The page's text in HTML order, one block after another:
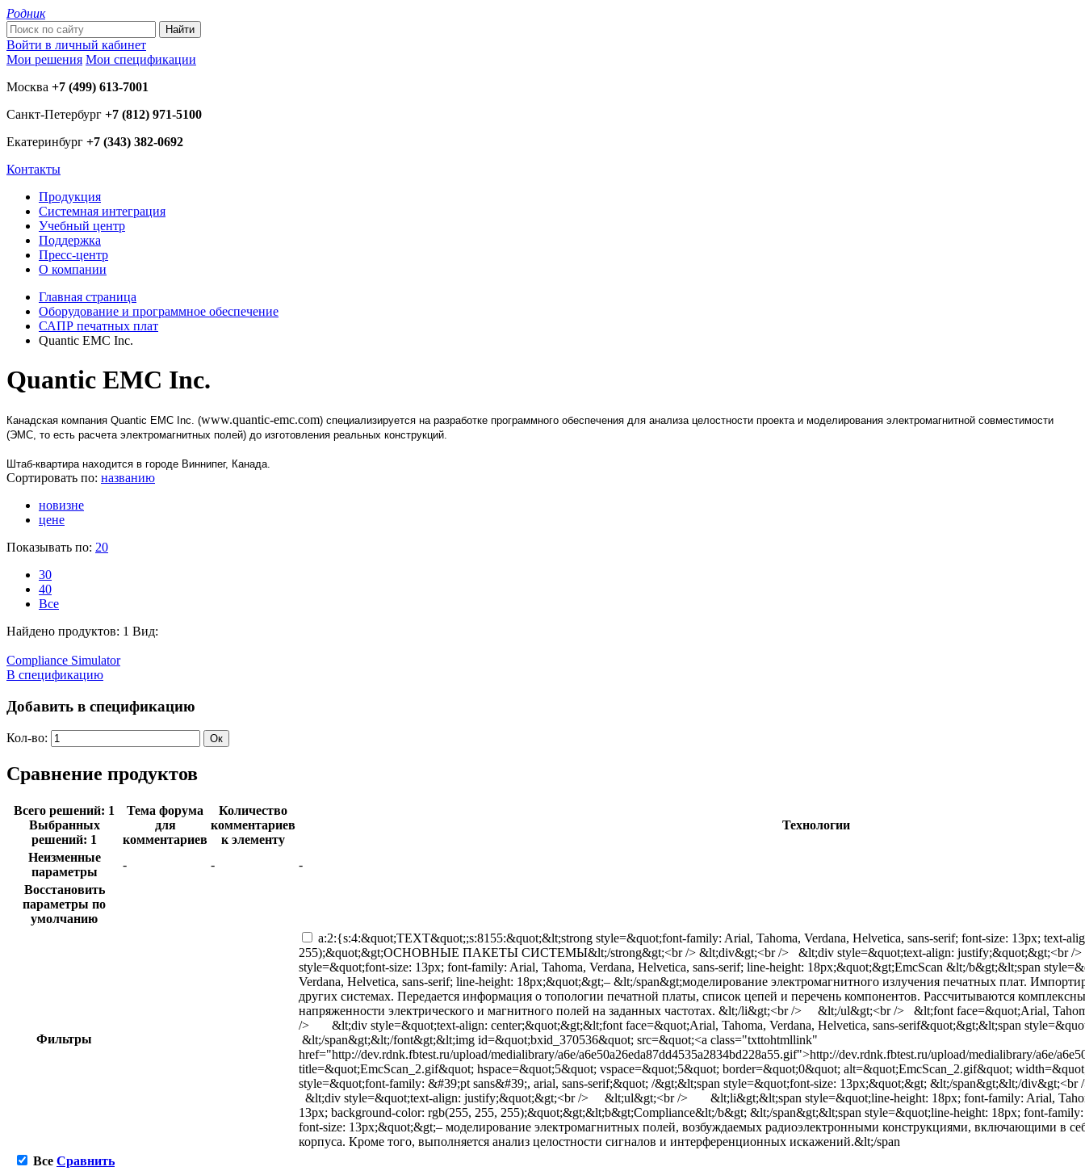
Родник
Войти в личный кабинет
Мои решения Мои спецификации
Москва +7 (499) 613-7001
Санкт-Петербург +7 (812) 971-5100
Екатеринбург +7 (343) 382-0692
Контакты
Продукция
Системная интеграция
Учебный центр
Поддержка
Пресс-центр
О компании
Главная страница
Оборудование и программное обеспечение
САПР печатных плат
Quantic EMC Inc.
Quantic EMC Inc.
Канадская компания Quantic EMC Inc. (www.quantic-emc.com) специализируется на разработке программного обеспечения для анализа целостности проекта и моделирования электромагнитной совместимости
(ЭМС, то есть расчета электромагнитных полей) до изготовления реальных конструкций.
Штаб-квартира находится в городе Виннипег, Канада.
Сортировать по: названию
новизне
цене
Показывать по: 20
30
40
Все
Найдено продуктов: 1 Вид:
Compliance Simulator
В спецификацию
Добавить в спецификацию
Кол-во:
Сравнение продуктов
Всего решений: 1
Выбранных
решений: 1
Тема форума
для
комментариев
Количество
комментариев
к элементу
Технологии
Неизменные
параметры
- -
-
Восстановить
параметры по
умолчанию
Фильтры
a:2:{s:4:&quot;TEXT&quot;;s:8155:&quot;&lt;strong style=&quot;font-family: Arial, Tahoma, Verdana, Helvetica, sans-serif; font-size: 13px; text-
255);&quot;&gt;ОСНОВНЫЕ ПАКЕТЫ СИСТЕМЫ&lt;/strong&gt;<br /> &lt;div&gt;<br /> &lt;div style=&quot;text-align:
style=&quot;font-size: 13px; font-family: Arial, Tahoma, Verdana, Helvetica, sans-serif; line-height: 18px;&quot;&gt;EmcScan &lt;/b&gt;&lt;span
Verdana, Helvetica, sans-serif; line-height: 18px;&quot;&gt;– &lt;/span&gt;моделирование электромагнитного излучения печатных плат.
других системах. Передается информация о топологии печатной платы, список цепей и перечень компонентов. Рассчитываются
напряженности электрического и магнитного полей на заданных частотах. &lt;/li&gt;<br /> &lt;/ul&gt;<br /> &lt;font face=&quot;Arial,
/> &lt;div style=&quot;text-align: center;&quot;&gt;&lt;font face=&quot;Arial, Tahoma, Verdana, Helvetica, sans-serif&quot;&gt;&lt;span
&lt;/span&gt;&lt;/font&gt;&lt;img id=&quot;bxid_370536&quot; src=&quot;<a class="txttohtmllink"
href="http://dev.rdnk.fbtest.ru/upload/medialibrary/a6e/a6e50a26eda87dd4535a2834bd228a55.gif">http://dev.rdnk.fbtest.ru/upload/medialibrary/a6e/
title=&quot;EmcScan_2.gif&quot; hspace=&quot;5&quot; vspace=&quot;5&quot; border=&quot;0&quot; alt=&quot;EmcScan_2.gif&quot;
style=&quot;font-family: &#39;pt sans&#39;, arial, sans-serif;&quot; /&gt;&lt;span style=&quot;font-size: 13px;&quot;&gt; &lt;/span&gt;&lt;/
&lt;div style=&quot;text-align: justify;&quot;&gt;<br /> &lt;ul&gt;<br /> &lt;li&gt;&lt;span style=&quot;line-height: 18px; font-family: Arial,
13px; background-color: rgb(255, 255, 255);&quot;&gt;&lt;b&gt;Compliance&lt;/b&gt; &lt;/span&gt;&lt;span style=&quot;line-height: 18px; font-family:
font-size: 13px;&quot;&gt;– моделирование электромагнитных полей, возбуждаемых радиоэлектронными конструкциями, включающими в
корпуса. Кроме того, выполняется анализ целостности сигналов и интерференционных искажений.&lt;/span
Все Сравнить